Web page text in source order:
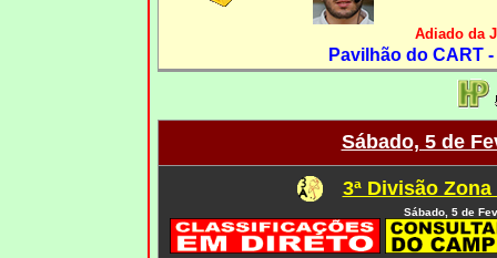
Adiado da
Pavilhão do CART
Sábado, 5 de
3ª Divisão
Sábado, 5 de